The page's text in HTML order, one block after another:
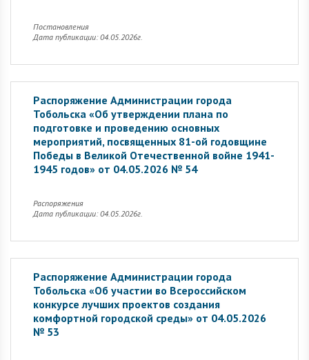
Постановления
Дата публикации: 04.05.2026г.
Распоряжение Администрации города
Тобольска «Об утверждении плана по
подготовке и проведению основных
мероприятий, посвященных 81-ой годовщине
Победы в Великой Отечественной войне 1941-
1945 годов» от 04.05.2026 № 54
Распоряжения
Дата публикации: 04.05.2026г.
Распоряжение Администрации города
Тобольска «Об участии во Всероссийском
конкурсе лучших проектов создания
комфортной городской среды» от 04.05.2026
№ 53